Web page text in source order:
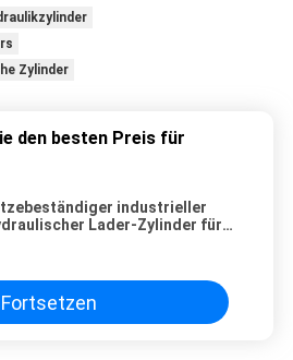
Zylinder
den besten Preis für
industrieller
Lader-Zylinder für
Fortsetzen